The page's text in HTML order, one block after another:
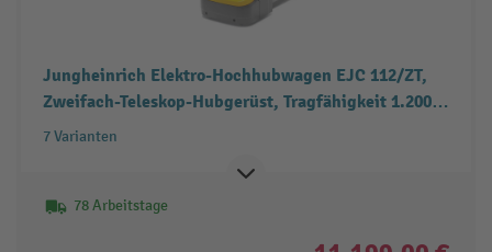
Jungheinrich Elektro-Hochhubwagen EJC 112/ZT,
Zweifach-Teleskop-Hubgerüst, Tragfähigkeit 1.200
kg
7 Varianten
78 Arbeitstage